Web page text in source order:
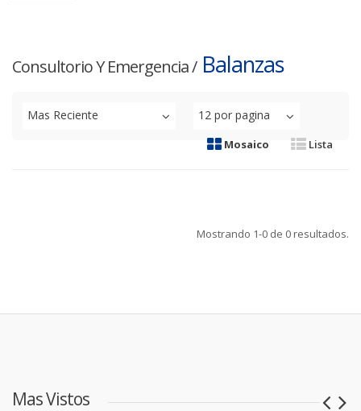
Consultorio Y Emergencia/Balanzas
Mas Reciente 12 por pagina
Mosaico Lista
Mostrando 1-0 de 0 resultados.
Mas Vistos